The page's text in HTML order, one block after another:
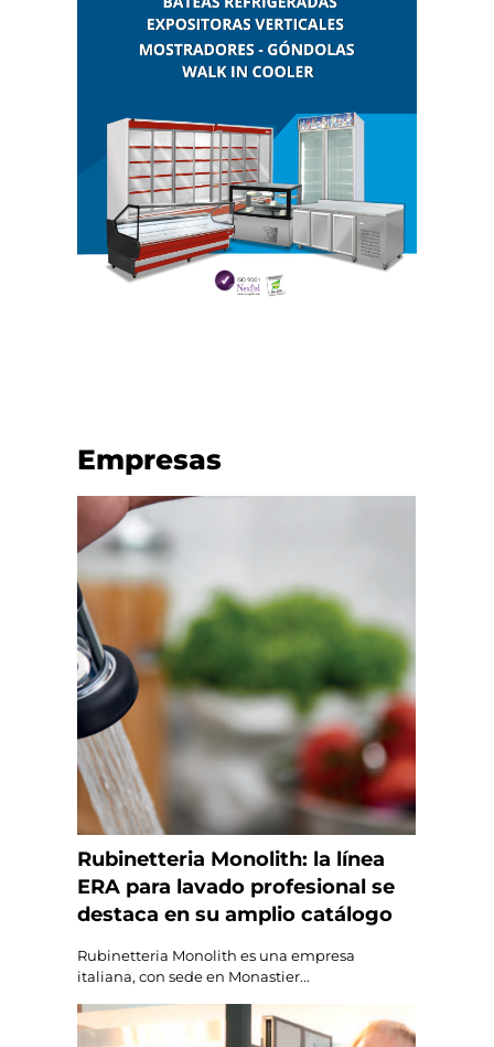
Empresas
Rubinetteria Monolith: la línea
ERA para lavado profesional se
destaca en su amplio catálogo
Rubinetteria Monolith es una empresa
italiana, con sede en Monastier...